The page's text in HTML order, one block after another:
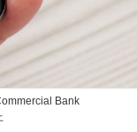
Bank